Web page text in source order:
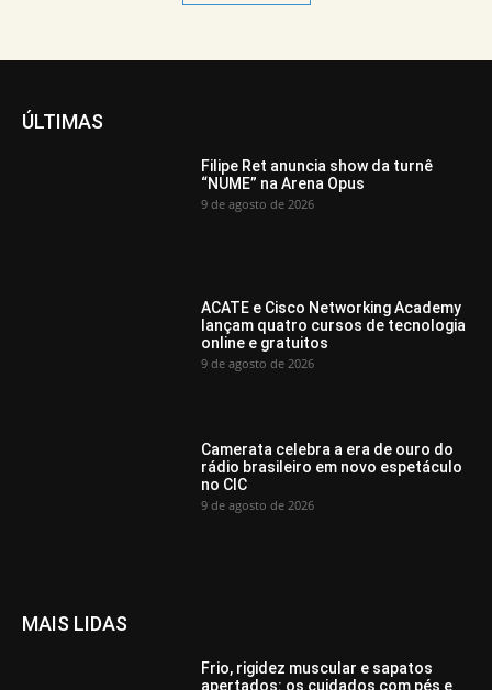
ÚLTIMAS
Filipe Ret anuncia show da turnê
“NUME” na Arena Opus
9 de agosto de 2026
ACATE e Cisco Networking Academy
lançam quatro cursos de tecnologia
online e gratuitos
9 de agosto de 2026
Camerata celebra a era de ouro do
rádio brasileiro em novo espetáculo
no CIC
9 de agosto de 2026
MAIS LIDAS
Frio, rigidez muscular e sapatos
apertados: os cuidados com pés e